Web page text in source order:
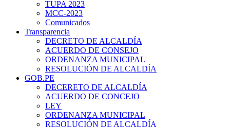
TUPA 2023
MCC-2023
Comunicados
Transparencia
DECRETO DE ALCALDÍA
ACUERDO DE CONSEJO
ORDENANZA MUNICIPAL
RESOLUCIÓN DE ALCALDÍA
GOB.PE
DECERETO DE ALCALDÍA
ACUERDO DE CONCEJO
LEY
ORDENANZA MUNICIPAL
RESOLUCIÓN DE ALCALDÍA